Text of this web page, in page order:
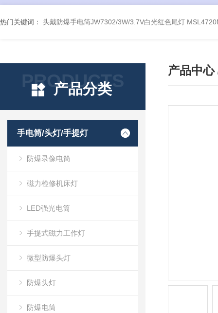
热门关键词： 头戴防爆手电筒JW7302/3W/3.7V白光红色尾灯
PRODUCTS
产品分类
手电筒/头灯/手提灯
防爆录像电筒
磁力检修机床灯
LED强光电筒
手提式磁力工作灯
微型防爆头灯
防爆头灯
防爆电筒
产品中心